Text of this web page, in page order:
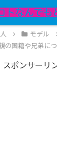
す。
モデル
の国籍や兄弟につ
スポンサーリ